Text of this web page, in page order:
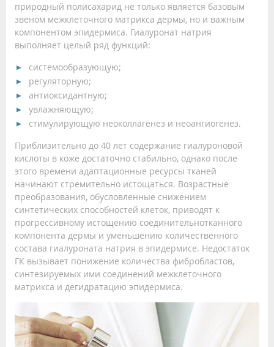
природный полисахарид не только является базовым
звеном межклеточного матрикса дермы, но и важным
компонентом эпидермиса. Гиалуронат натрия
выполняет целый ряд функций:
системообразующую;
регуляторную;
антиоксидантную;
увлажняющую;
стимулирующую неоколлагенез и неоангиогенез.
Приблизительно до 40 лет содержание гиалуроновой
кислоты в коже достаточно стабильно, однако после
этого времени адаптационные ресурсы тканей
начинают стремительно истощаться. Возрастные
преобразования, обусловленные снижением
синтетических способностей клеток, приводят к
прогрессивному истощению соединительнотканного
компонента дермы и уменьшению количественного
состава гиалуроната натрия в эпидермисе. Недостаток
ГК вызывает понижение количества фибробластов,
синтезируемых ими соединений межклеточного
матрикса и дегидратацию эпидермиса.